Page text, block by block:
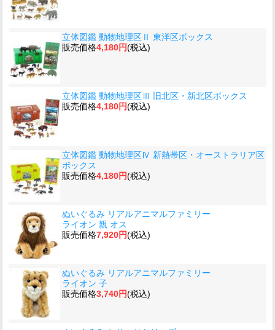
立体図鑑 動物地理区Ⅱ 東洋区ボックス
販売価格4,180円(税込)
立体図鑑 動物地理区Ⅲ 旧北区・新北区ボックス
販売価格4,180円(税込)
立体図鑑 動物地理区Ⅳ 新熱帯区・オーストラリア区
ボックス
販売価格4,180円(税込)
ぬいぐるみ リアルアニマルファミリー
ライオン 親 オス
販売価格7,920円(税込)
ぬいぐるみ リアルアニマルファミリー
ライオン 子
販売価格3,740円(税込)